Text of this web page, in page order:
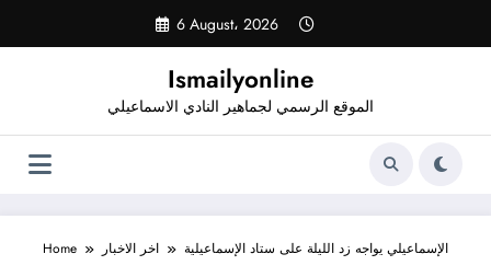
content
6 August، 2026
Ismailyonline
الموقع الرسمي لجماهير النادي الاسماعيلي
Home اخر الاخبار الإسماعيلي يواجه زد الليلة على ستاد الإسماعيلية